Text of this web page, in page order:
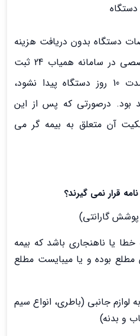
دستگاه
دستگاه بدون دریافت هزینه
از بیمه گذار توسط مرکز تخصصی در سامانه همیاب 24 ثبت
شده و درصورتی که طی مدت 10 روز دستگاه پیدا نشود،
بود. درصورتی که پس از این
آن متعلق به بیمه گر می
قرار نمی گیرند؟
گارانتی)
یا ناهنجاری باشد که بیمه
مطلع بوده و یا میبایست مطلع
جانبی (باطری، انواع سیم
و بدنه)